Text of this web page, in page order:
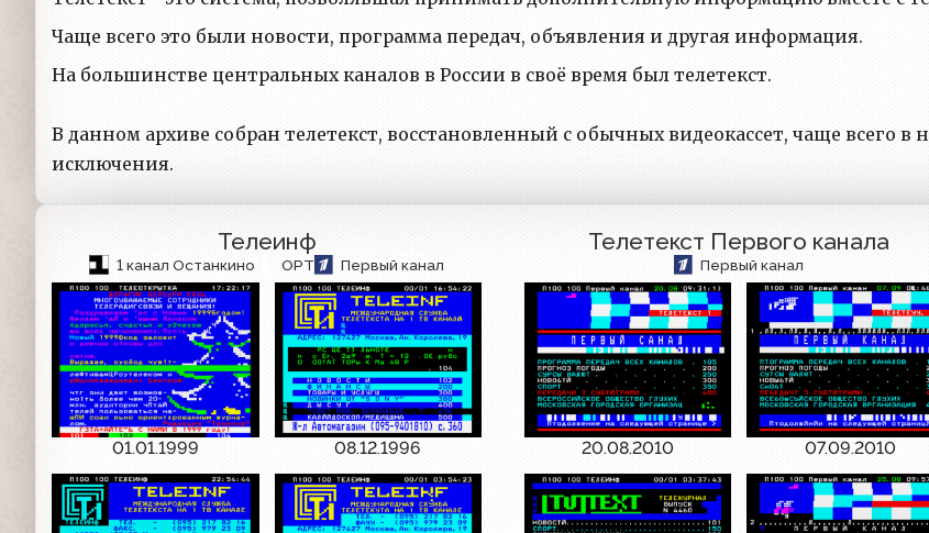
Чаще всего это были новости, программа передач, объявления и другая информация.
На большинстве центральных каналов в России в своё время был телетекст.
В данном архиве собран телетекст, восстановленный с обычных видеокассет, чаще всего
исключения.
Телеинф
1 канал Останкино ОРТ Первый канал
01.01.1999 08.12.1996
Телетекст Первого канала
Первый канал
20.08.2010 07.09.2010